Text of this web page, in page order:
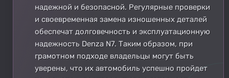
надежной и безопасной. Регулярные проверки
и своевременная замена изношенных деталей
обеспечат долговечность и эксплуатационную
надежность Denza N7. Таким образом, при
грамотном подходе владельцы могут быть
уверены, что их автомобиль успешно пройдет